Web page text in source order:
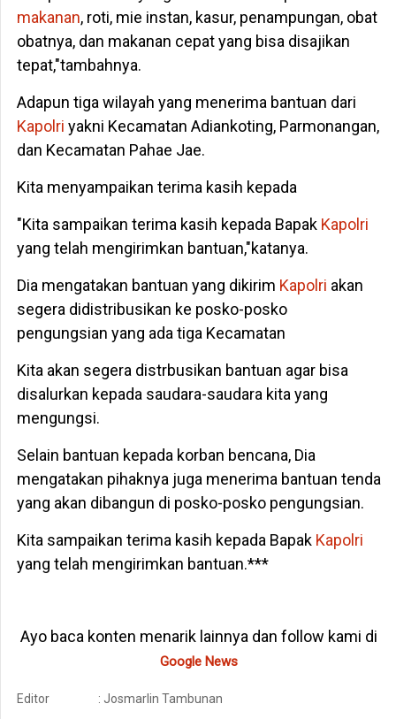
makanan, roti, mie instan, kasur, penampungan, obat
obatnya, dan makanan cepat yang bisa disajikan
tepat,"tambahnya.
Adapun tiga wilayah yang menerima bantuan dari
Kapolri yakni Kecamatan Adiankoting, Parmonangan,
dan Kecamatan Pahae Jae.
Kita menyampaikan terima kasih kepada
"Kita sampaikan terima kasih kepada Bapak Kapolri
yang telah mengirimkan bantuan,"katanya.
Dia mengatakan bantuan yang dikirim Kapolri akan
segera didistribusikan ke posko-posko
pengungsian yang ada tiga Kecamatan
Kita akan segera distrbusikan bantuan agar bisa
disalurkan kepada saudara-saudara kita yang
mengungsi.
Selain bantuan kepada korban bencana, Dia
mengatakan pihaknya juga menerima bantuan tenda
yang akan dibangun di posko-posko pengungsian.
Kita sampaikan terima kasih kepada Bapak Kapolri
yang telah mengirimkan bantuan.***
Ayo baca konten menarik lainnya dan follow kami di
Google News
Editor : Josmarlin Tambunan